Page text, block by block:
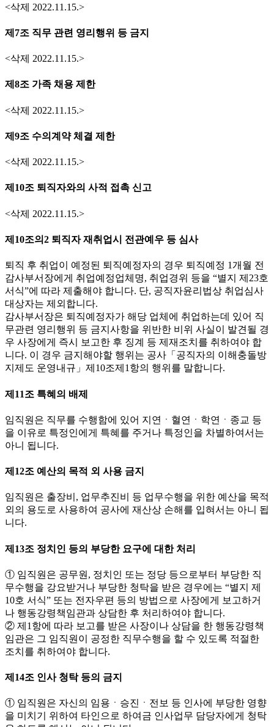
<삭제 2022.11.15.>
제7조 직무 관련 영리행위 등 금지
<삭제 2022.11.15.>
제8조 가족 채용 제한
<삭제 2022.11.15.>
제9조 수의계약 체결 제한
<삭제 2022.11.15.>
제10조 퇴직자와의 사적 접촉 신고
<삭제 2022.11.15.>
제10조의2 퇴직자 재취업시 전관예우 등 심사
퇴직 후 취업이 예정된 퇴직예정자의 경우 퇴직예정 1개월 전
감사부서장에게 취업예정업체명, 취업경위 등을 “별지 제23호
서식”에 따라 제출해야 합니다. 단, 공직자윤리법상 취업심사
대상자는 제외합니다.
감사부서장은 퇴직예정자가 해당 업체에 취업하는데 있어 직
무관련 영리행위 등 금지사항을 위반한 비위 사실이 발견될 경
우 사장에게 즉시 보고한 후 징계 등 제재조치를 취하여야 합
니다. 이 경우 금지해야할 행위는 공사「공직자의 이해충돌방
지제도 운영내규」제10조제1항의 행위를 말합니다.
제11조 특혜의 배제
임직원은 직무를 수행함에 있어 지연ㆍ혈연ㆍ학연ㆍ종교 등
을 이유로 특정인에게 특혜를 주거나 특정인을 차별하여서는
아니 됩니다.
제12조 예산의 목적 외 사용 금지
임직원은 출장비, 업무추진비 등 업무수행을 위한 예산을 목적
외의 용도로 사용하여 공사에 재산상 손해를 입혀서는 아니 됩
니다.
제13조 정치인 등의 부당한 요구에 대한 처리
① 임직원은 공무원, 정치인 또는 정당 등으로부터 부당한 직
무수행을 강요받거나 부당한 청탁을 받은 경우에는 “별지 제
10호 서식” 또는 전자우편 등의 방법으로 사장에게 보고하거
나 행동강령책임관과 상담한 후 처리하여야 합니다.
② 제1항에 따라 보고를 받은 사장이나 상담을 한 행동강령책
임관은 그 임직원이 공정한 직무수행을 할 수 있도록 적절한
조치를 취하여야 합니다.
제14조 인사 청탁 등의 금지
① 임직원은 자신의 임용ㆍ승진ㆍ전보 등 인사에 부당한 영향
을 미치기 위하여 타인으로 하여금 인사업무 담당자에게 청탁